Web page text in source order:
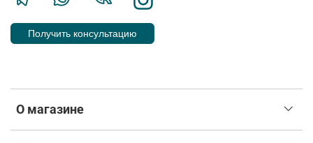
О магазине
Получить консультацию